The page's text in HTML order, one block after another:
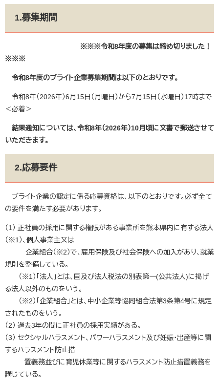
1.募集期間
※※※令和8年度の募集は締め切りました！
※※※
令和8年度のブライト企業募集期間は以下のとおりです。
令和8年（2026年）6月15日（月曜日）から7月15日（水曜日）17時まで
＜必着＞
結果通知については、令和8年（2026年）10月頃に文書で郵送させて
いただきます。
2.応募要件
ブライト企業の認定に係る応募資格は、以下のとおりです。必ず全て
の要件を満たす必要があります。
（1） 正社員の採用に関する権限がある事業所を熊本県内に有する法人
（※1）、個人事業主又は
企業組合（※2）で、雇用保険及び社会保険への加入があり、就業
規則を整備している。
（※1）「法人」とは、国及び法人税法の別表第一(公共法人)に掲げ
る法人以外のものをいう。
（※2）「企業組合」とは、中小企業等協同組合法第3条第4号に規定
されたものをいう。
（2） 過去3年の間に正社員の採用実績がある。
（3） セクシャルハラスメント、パワーハラスメント及び妊娠・出産等に関
するハラスメント防止措
置義務並びに育児休業等に関するハラスメント防止措置義務を
講じている。